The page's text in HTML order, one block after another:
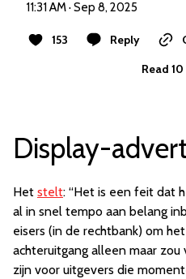
11:31 AM · Sep 8, 2025
153 Reply
Read
Display-
Het stelt: “Het is een feit dat
al in snel tempo aan belang
eisers (in de rechtbank) om
achteruitgang alleen maar
zijn voor uitgevers die